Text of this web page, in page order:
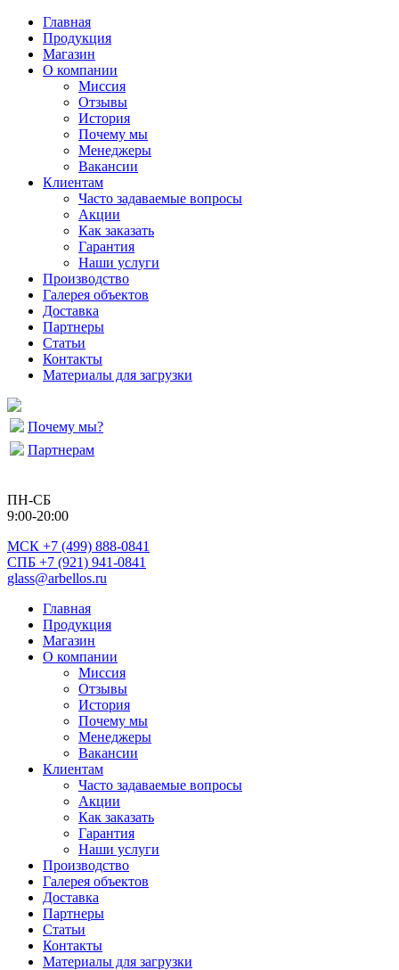
Главная
Продукция
Магазин
О компании
Миссия
Отзывы
История
Почему мы
Менеджеры
Вакансии
Клиентам
Часто задаваемые вопросы
Акции
Как заказать
Гарантия
Наши услуги
Производство
Галерея объектов
Доставка
Партнеры
Статьи
Контакты
Материалы для загрузки
Почему мы?
Партнерам
ПН-СБ
9:00-20:00
МСК +7 (499) 888-0841
СПБ +7 (921) 941-0841
glass@arbellos.ru
Главная
Продукция
Магазин
О компании
Миссия
Отзывы
История
Почему мы
Менеджеры
Вакансии
Клиентам
Часто задаваемые вопросы
Акции
Как заказать
Гарантия
Наши услуги
Производство
Галерея объектов
Доставка
Партнеры
Статьи
Контакты
Материалы для загрузки